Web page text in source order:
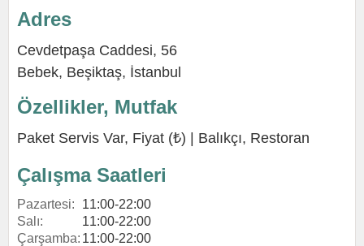
Adres
Cevdetpaşa Caddesi, 56
Bebek, Beşiktaş, İstanbul
Özellikler, Mutfak
Paket Servis Var, Fiyat (₺) | Balıkçı, Restoran
Çalışma Saatleri
Pazartesi:
11:00-22:00
Salı:
11:00-22:00
Çarşamba: 11:00-22:00